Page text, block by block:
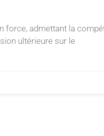
force, admettant la
ultérieure sur le